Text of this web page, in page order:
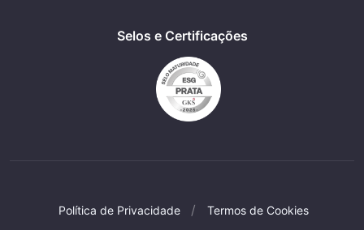
Selos e Certificações
Política de Privacidade Termos de Cookies